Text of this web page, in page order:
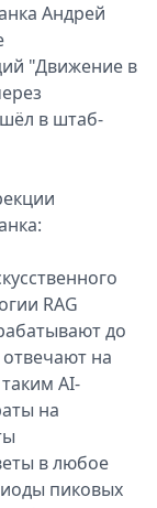
Андрей
"Движение в
в штаб-
RAG
до
на
AI-
на
в любое
пиковых